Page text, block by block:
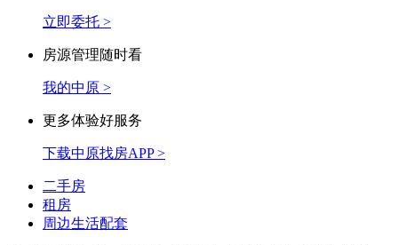
立即委托 >
房源管理随时看
我的中原 >
更多体验好服务
下载中原找房APP >
二手房
租房
周边生活配套